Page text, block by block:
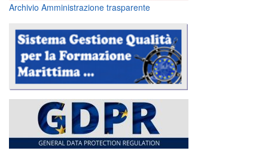
Archivio Amministrazione trasparente